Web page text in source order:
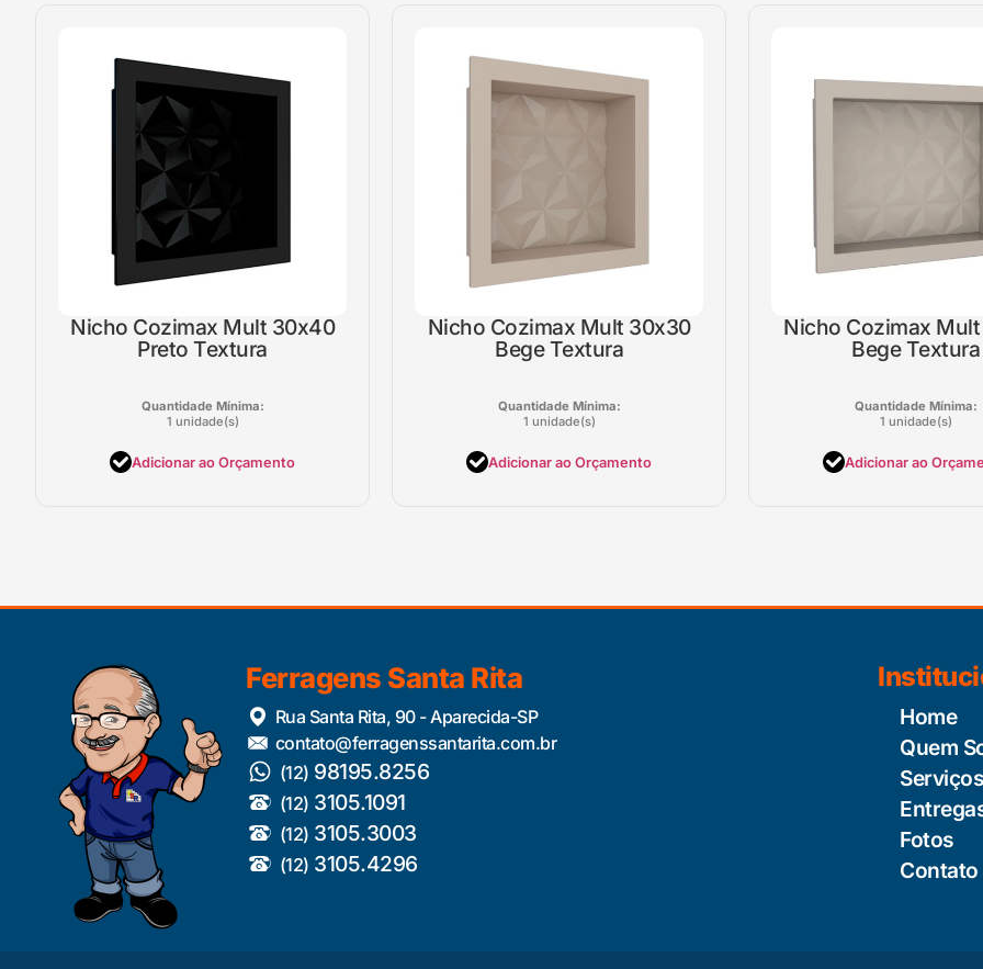
Nicho Cozimax Mult 30x40
Preto Textura
Quantidade Mínima:
1 unidade(s)
Adicionar ao Orçamento
Nicho Cozimax Mult 30x30
Bege Textura
Quantidade Mínima:
1 unidade(s)
Adicionar ao Orçamento
Nicho Cozimax
Bege Textura
Quantidade Mínima:
1 unidade(s)
Adicionar ao
Ferragens Santa Rita
Rua Santa Rita, 90 - Aparecida-SP
contato@ferragenssantarita.com.br
(12) 98195.8256
(12) 3105.1091
(12) 3105.3003
(12) 3105.4296
Home
Quem
Serviços
Fotos
Contato